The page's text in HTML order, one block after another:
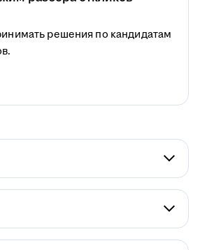
решения по кандидатам